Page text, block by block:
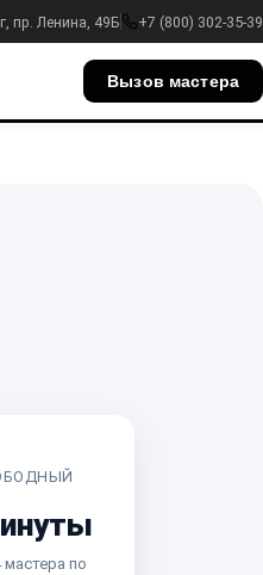
пр. Ленина, 49Б +7 (800) 302-35-39
Вызов мастера
по